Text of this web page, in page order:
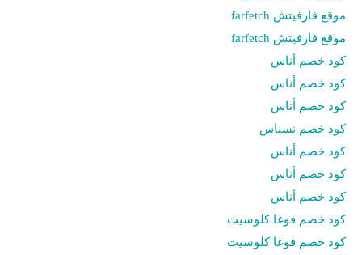
موقع فارفيتش farfetch
موقع فارفيتش farfetch
كود خصم أناس
كود خصم أناس
كود خصم أناس
كود خصم نسناس
كود خصم أناس
كود خصم أناس
كود خصم أناس
كود خصم فوغا كلوسيت
كود خصم فوغا كلوسيت